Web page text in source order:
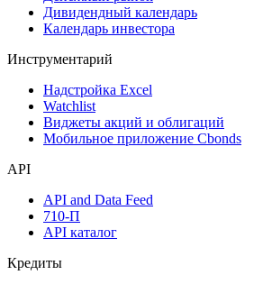
Дивидендный календарь
Календарь инвестора
Инструментарий
Надстройка Excel
Watchlist
Виджеты акций и облигаций
Мобильное приложение Cbonds
API
API and Data Feed
710-П
API каталог
Кредиты